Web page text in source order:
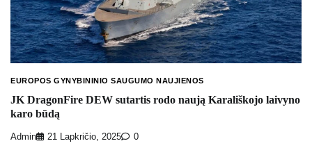
EUROPOS GYNYBININIO SAUGUMO NAUJIENOS
JK DragonFire DEW sutartis rodo naują Karališkojo laivyno
karo būdą
Admin 21 Lapkričio, 2025 0